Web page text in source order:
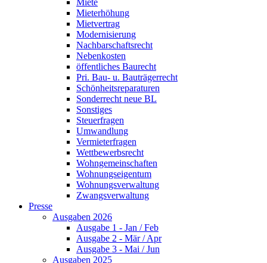
Miete
Mieterhöhung
Mietvertrag
Modernisierung
Nachbarschaftsrecht
Nebenkosten
öffentliches Baurecht
Pri. Bau- u. Bauträgerrecht
Schönheitsreparaturen
Sonderrecht neue BL
Sonstiges
Steuerfragen
Umwandlung
Vermieterfragen
Wettbewerbsrecht
Wohngemeinschaften
Wohnungseigentum
Wohnungsverwaltung
Zwangsverwaltung
Presse
Ausgaben 2026
Ausgabe 1 - Jan / Feb
Ausgabe 2 - Mär / Apr
Ausgabe 3 - Mai / Jun
Ausgaben 2025